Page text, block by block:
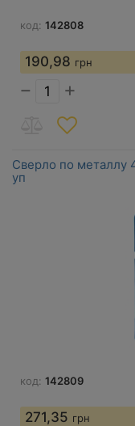
код: 142808
190,98 грн
− +
Сверло по металлу
уп
код: 142809
271,35 грн